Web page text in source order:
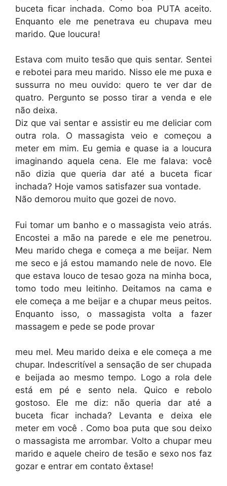
buceta ficar inchada. Como boa PUTA aceito.
Enquanto ele me penetrava eu chupava meu
marido. Que loucura!
Estava com muito tesão que quis sentar. Sentei
e rebotei para meu marido. Nisso ele me puxa e
sussurra no meu ouvido: quero te ver dar de
quatro. Pergunto se posso tirar a venda e ele
não deixa.
Diz que vai sentar e assistir eu me deliciar com
outra rola. O massagista veio e começou a
meter em mim. Eu gemia e quase ia a loucura
imaginando aquela cena. Ele me falava: você
não dizia que queria dar até a buceta ficar
inchada? Hoje vamos satisfazer sua vontade.
Não demorou muito que gozei de novo.
Fui tomar um banho e o massagista veio atrás.
Encostei a mão na parede e ele me penetrou.
Meu marido chega e começa a me beijar. Nem
me seco e já estou mamando nele de novo. Ele
que estava louco de tesao goza na minha boca,
tomo todo meu leitinho. Deitamos na cama e
ele começa a me beijar e a chupar meus peitos.
Enquanto isso, o massagista volta a fazer
massagem e pede se pode provar
meu mel. Meu marido deixa e ele começa a me
chupar. Indescritível a sensação de ser chupada
e beijada ao mesmo tempo. Logo a rola dele
está em pé e sento nela. Quico e rebolo
gostoso. Ele me diz: não queria dar até a
buceta ficar inchada? Levanta e deixa ele
meter em você . Como boa puta que sou deixo
o massagista me arrombar. Volto a chupar meu
marido e aquele cheiro de tesão e sexo nos faz
gozar e entrar em contato êxtase!